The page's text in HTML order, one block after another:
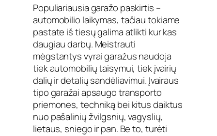
Populiariausia garažo paskirtis –
automobilio laikymas, tačiau tokiame
pastate iš tiesų galima atlikti kur kas
daugiau darbų. Meistrauti
mėgstantys vyrai garažus naudoja
tiek automobilių taisymui, tiek įvairių
dalių ir detalių sandėliavimui. Įvairaus
tipo garažai apsaugo transporto
priemones, techniką bei kitus daiktus
nuo pašalinių žvilgsnių, vagyslių,
lietaus, sniego ir pan. Be to, turėti